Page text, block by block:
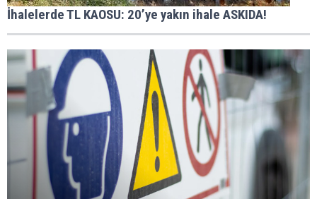
İhalelerde TL KAOSU: 20’ye yakın ihale ASKIDA!